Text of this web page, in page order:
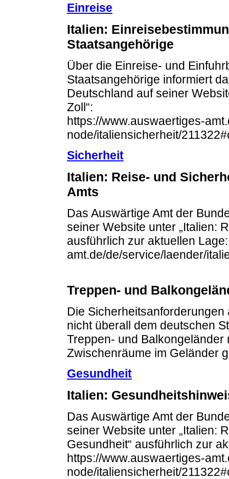
Einreise
Italien:
Staatsangehörige
Über die Einreise- und
Staatsangehörige informiert
Deutschland auf seiner
Zoll“:
https://www.auswaertiges-
node/italiensicherheit/
Sicherheit
Italien: Reise- und
Amts
Das Auswärtige Amt der
seiner Website unter „Italien:
ausführlich zur aktuellen
amt.de/de/service/laender/
Treppen- und
Die
nicht überall dem deutschen
Treppen- und
Zwischenräume im Geländer
Gesundheit
Italien:
Das Auswärtige Amt der
seiner Website unter „Italien:
Gesundheit“ ausführlich zur
https://www.auswaertiges-
node/italiensicherheit/